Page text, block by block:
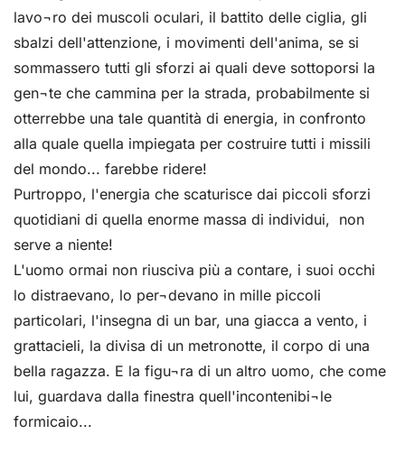
lavo¬ro dei muscoli oculari, il battito delle ciglia, gli
sbalzi dell'attenzione, i movimenti dell'anima, se si
sommassero tutti gli sforzi ai quali deve sottoporsi la
gen¬te che cammina per la strada, probabilmente si
otterrebbe una tale quantità di energia, in confronto
alla quale quella impiegata per costruire tutti i missili
del mondo... farebbe ridere!
Purtroppo, l'energia che scaturisce dai piccoli sforzi
quotidiani di quella enorme massa di individui, non
serve a niente!
L'uomo ormai non riusciva più a contare, i suoi occhi
lo distraevano, lo per¬devano in mille piccoli
particolari, l'insegna di un bar, una giacca a vento, i
grattacieli, la divisa di un metronotte, il corpo di una
bella ragazza. E la figu¬ra di un altro uomo, che come
lui, guardava dalla finestra quell'incontenibi¬le
formicaio...